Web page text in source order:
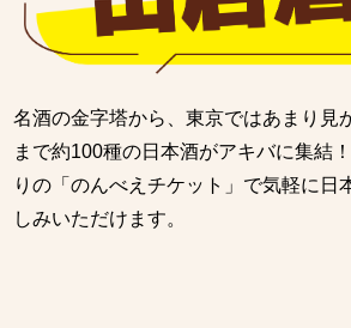
名酒の金字塔から、東京ではあまり見
まで約100種の日本酒がアキバに集結
りの「のんべえチケット」で気軽に日
しみいただけます。